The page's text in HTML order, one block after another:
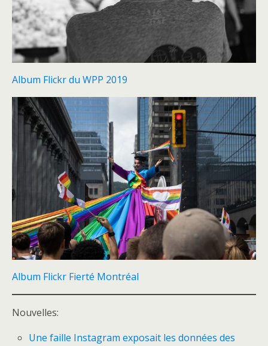
Album Flickr du WPP 2019
Album Flickr Fierté Montréal
Nouvelles:
Une faille Instagram exposait les données des